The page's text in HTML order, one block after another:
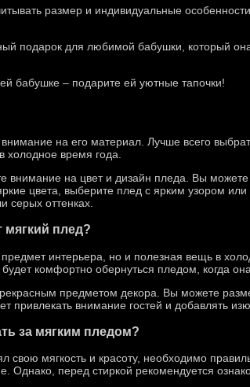
размер и индивидуальные
подарок для любимой бабушки, который
бабушке – подарите ей уютные тапочки!
на его материал. Лучше всего
холодное время года.
внимание на цвет и дизайн пледа. Вы можете
цвета, выберите плед с ярким узором
серых оттенках.
мягкий плед?
интерьера, но и полезная вещь в
комфортно обернуться пледом, когда она
предметом декора. Вы можете
привлекать внимание гостей и добавлять
за мягким пледом?
свою мягкость и красоту, необходимо
Однако, перед стиркой рекомендуется